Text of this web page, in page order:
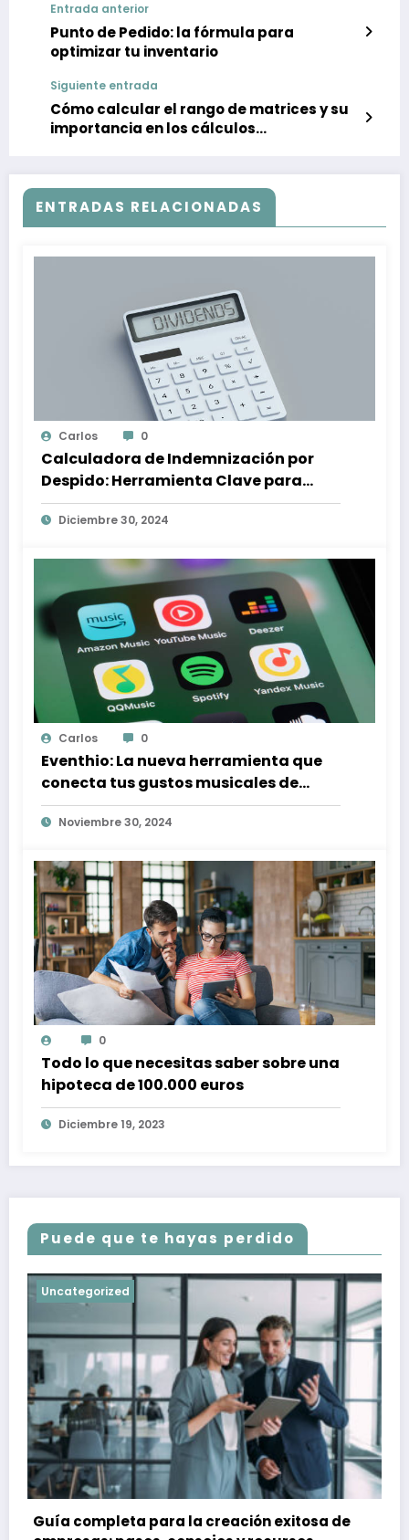
Entrada anterior
Punto de Pedido: la fórmula para
optimizar tu inventario
Siguiente entrada
Cómo calcular el rango de matrices y su
importancia en los cálculos
ENTRADAS RELACIONADAS
Carlos 0
Calculadora de Indemnización por
Despido: Herramienta Clave para
Proteger tus Derechos Laborales
Diciembre 30, 2024
Carlos 0
Eventhio: La nueva herramienta que
conecta tus gustos musicales de
Spotify con conciertos en tu zona
Noviembre 30, 2024
0
Todo lo que necesitas saber sobre una
hipoteca de 100.000 euros
Diciembre 19, 2023
Puede que te hayas perdido
Uncategorized
Guía completa para la creación exitosa de